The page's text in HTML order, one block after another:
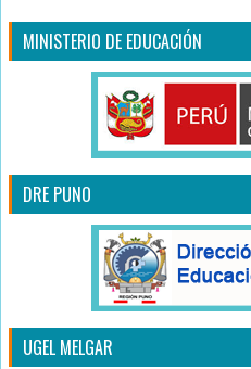
MINISTERIO DE EDUCACIÓN
DRE PUNO
UGEL MELGAR